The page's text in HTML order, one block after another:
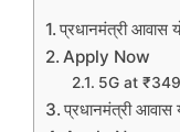
प्रधानमंत्री आवास
Apply Now
5G at ₹349
प्रधानमंत्री